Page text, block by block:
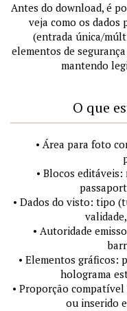
Antes do download, é
veja como os dados
(entrada única/
elementos de
mantendo
O que
• Área para foto
• Blocos
• Dados do visto: tipo
• Autoridade
• Elementos gráficos:
holograma
• Proporção
ou inserido